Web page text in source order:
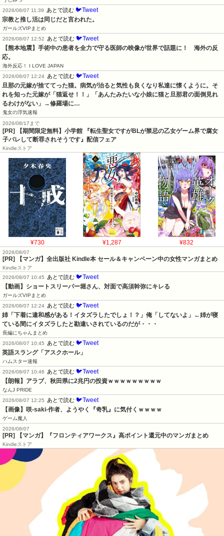
2026/08/07 11:39
あとで読む 🐦Tweet
宗教と推し活は同じだと言われた。
ガールズVIPまとめ
2026/08/07 12:52
あとで読む 🐦Tweet
【熊本地震】手術中の患者を全力で守る医師の映像が世界で話題に！　海外の反
応。
海外反応！ I LOVE JAPAN
2026/08/07 12:24 あとで読む 🐦Tweet
旦那の元嫁が捨ててった猫。病気が治ると気性も良くなり私達に懐くように。そ
れを知った元嫁が「猫返せ！！」「あんたみたいな小娘に猫と旦那君の面倒見れ
るわけがない」→修羅場に…
鬼女の浮気速報
2026/08/17まで
[PR] 【期間限定無料】小学館 『転生聖女ですがBLが禁忌の乙女ゲーム界で腐女
子バレして断罪されそうです』配信フェア
Kindleストア
¥730 ¥1,287 ¥832
2026/08/07
[PR] 【マンガ】全出版社 Kindle本 セール＆キャンペーン中の女性マンガまとめ
Kindleストア
2026/08/07 10:45 あとで読む 🐦Tweet
【動画】ショートスリーパー堀さん、対面で高須幹弥にキレる
ガールズVIPまとめ
2026/08/07 12:24 あとで読む 🐦Tweet
姉「下着に違和感がある！イタズラしたでしょ！？」俺「してないよ」←姉が寝
ている間にイタズラしたと勘違いされているのだが・・・
長編にちゃんまとめ
2026/08/07 10:45 あとで読む 🐦Tweet
英語スラング「アスクホール」
ハムスター速報
2026/08/07 10:46 あとで読む 🐦Tweet
【朗報】アラブ、秋田県に2兆円の投資ｗｗｗｗｗｗｗｗｗ
なんJ PRIDE
2026/08/07 12:25 あとで読む 🐦Tweet
【画像】咲-saki-作者、ようやく『奇乳』に気付くｗｗｗｗ
ゲーム魔人
2026/08/07
[PR] 【マンガ】『フロンティアワークス』高ポイント還元中のマンガまとめ
Kindleストア